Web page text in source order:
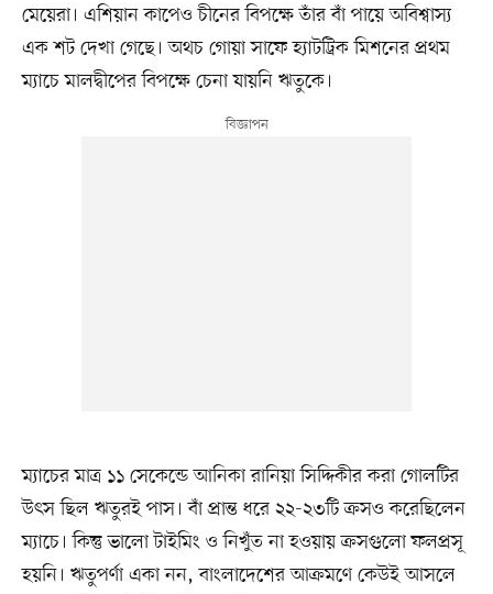
মেয়েরা। এশিয়ান কাপেও চীনের বিপক্ষে তাঁর বাঁ পায়ে অবিশ্বাস্য
এক শট দেখা গেছে। অথচ গোয়া সাফে হ্যাটট্রিক মিশনের প্রথম
ম্যাচে মালদ্বীপের বিপক্ষে চেনা যায়নি ঋতুকে।
ম্যাচের মাত্র ১১ সেকেন্ডে আনিকা রানিয়া সিদ্দিকীর করা গোলটির
উৎস ছিল ঋতুরই পাস। বাঁ প্রান্ত ধরে ২২-২৩টি ক্রসও করেছিলেন
ম্যাচে। কিন্তু ভালো টাইমিং ও নিখুঁত না হওয়ায় ক্রসগুলো ফলপ্রসূ
হয়নি। ঋতুপর্ণা একা নন, বাংলাদেশের আক্রমণে কেউই আসলে